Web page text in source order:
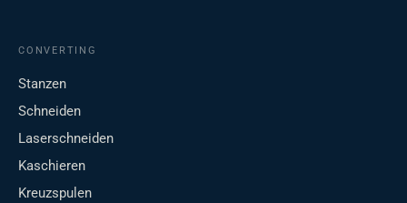
CONVERTING
Stanzen
Schneiden
Laserschneiden
Kaschieren
Kreuzspulen